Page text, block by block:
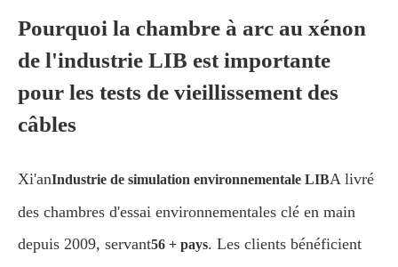
Pourquoi la chambre à arc au xénon
de l'industrie LIB est importante
pour les tests de vieillissement des
câbles
Xi'anIndustrie de simulation environnementale LIBA livré
des chambres d'essai environnementales clé en main
depuis 2009, servant56 + pays. Les clients bénéficient